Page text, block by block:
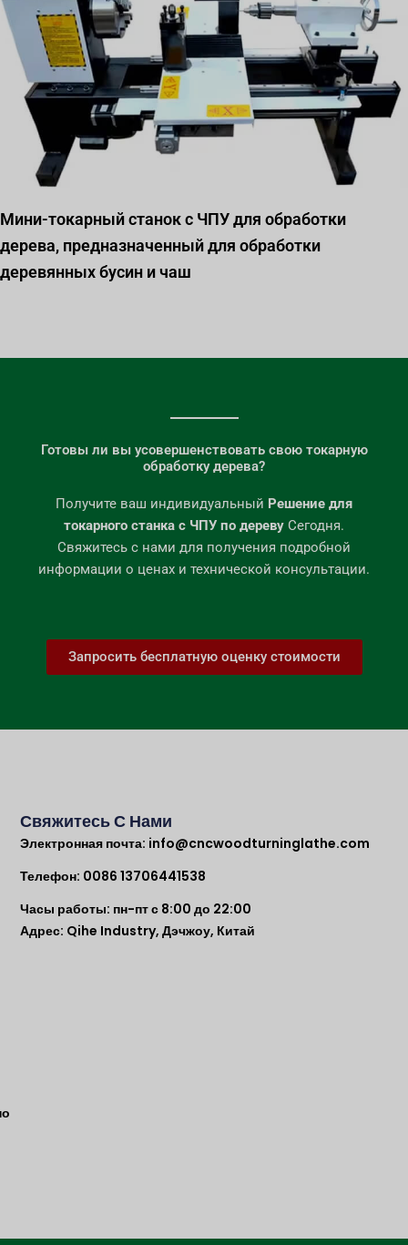
Мини-токарный станок с ЧПУ для обработки
дерева, предназначенный для обработки
деревянных бусин и чаш
Готовы ли вы усовершенствовать свою токарную
обработку дерева?
Получите ваш индивидуальный Решение для
токарного станка с ЧПУ по дереву Сегодня.
Свяжитесь с нами для получения подробной
информации о ценах и технической консультации.
Запросить бесплатную оценку стоимости
Свяжитесь С Нами
Электронная почта: info@cncwoodturninglathe.com
Телефон: 0086 13706441538
Часы работы: пн-пт с 8:00 до 22:00
Адрес: Qihe Industry, Дэчжоу, Китай